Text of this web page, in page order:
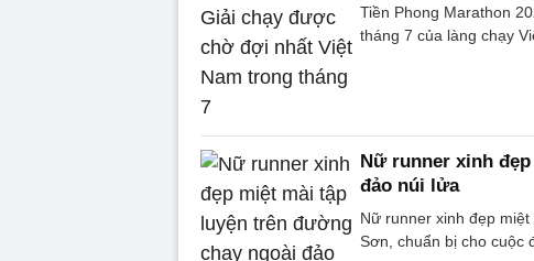
Tiền Phong Marathon
tháng 7 của làng chạy
Nữ runner xinh
đảo núi lửa
Nữ runner xinh đẹp
Sơn, chuẩn bị cho cuộc